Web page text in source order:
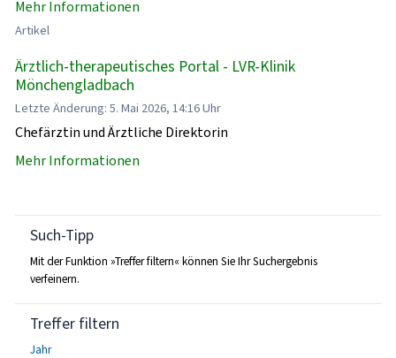
Mehr Informationen
Artikel
Ärztlich-therapeutisches Portal - LVR-Klinik
Mönchengladbach
Letzte Änderung: 5. Mai 2026, 14:16 Uhr
Chefärztin und Ärztliche Direktorin
Mehr Informationen
Such-Tipp
Mit der Funktion »Treffer filtern« können Sie Ihr Suchergebnis
verfeinern.
Treffer filtern
Jahr